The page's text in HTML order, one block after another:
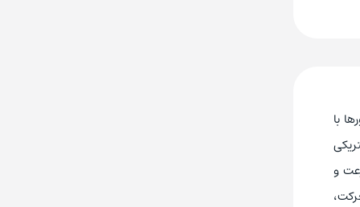
با
و